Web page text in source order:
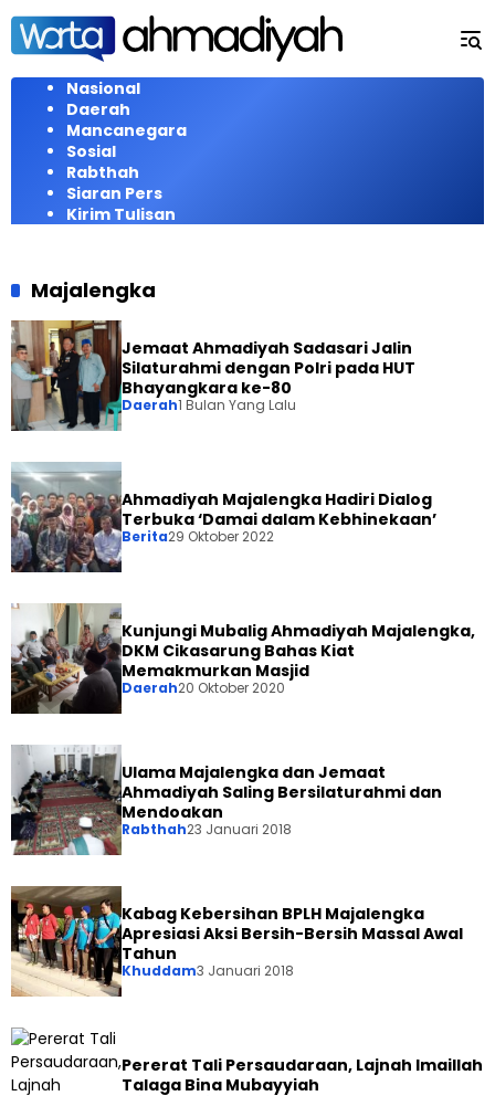
Langsung
konten
Nasional
Daerah
Mancanegara
Sosial
Rabthah
Siaran Pers
Kirim Tulisan
Majalengka
Jemaat Ahmadiyah Sadasari Jalin
Silaturahmi dengan Polri pada HUT
Bhayangkara ke-80
Daerah1 Bulan Yang Lalu
Ahmadiyah Majalengka Hadiri Dialog
Terbuka ‘Damai dalam Kebhinekaan’
Berita29 Oktober 2022
Kunjungi Mubalig Ahmadiyah Majalengka,
DKM Cikasarung Bahas Kiat
Memakmurkan Masjid
Daerah20 Oktober 2020
Ulama Majalengka dan Jemaat
Ahmadiyah Saling Bersilaturahmi dan
Mendoakan
Rabthah23 Januari 2018
Kabag Kebersihan BPLH Majalengka
Apresiasi Aksi Bersih-Bersih Massal Awal
Tahun
Khuddam3 Januari 2018
Pererat Tali Persaudaraan, Lajnah Imaillah
Talaga Bina Mubayyiah